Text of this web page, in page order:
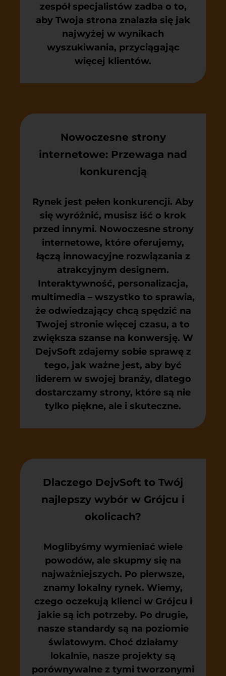
zespół specjalistów zadba o to,
aby Twoja strona znalazła się jak
najwyżej w wynikach
wyszukiwania, przyciągając
więcej klientów.
Nowoczesne strony
internetowe: Przewaga nad
konkurencją
Rynek jest pełen konkurencji. Aby
się wyróżnić, musisz iść o krok
przed innymi. Nowoczesne strony
internetowe, które oferujemy,
łączą innowacyjne rozwiązania z
atrakcyjnym designem.
Interaktywność, personalizacja,
multimedia – wszystko to sprawia,
że odwiedzający chcą spędzić na
Twojej stronie więcej czasu, a to
zwiększa szanse na konwersję. W
DejvSoft zdajemy sobie sprawę z
tego, jak ważne jest, aby być
liderem w swojej branży, dlatego
dostarczamy strony, które są nie
tylko piękne, ale i skuteczne.
Dlaczego DejvSoft to Twój
najlepszy wybór w Grójcu i
okolicach?
Moglibyśmy wymieniać wiele
powodów, ale skupmy się na
najważniejszych. Po pierwsze,
znamy lokalny rynek. Wiemy,
czego oczekują klienci w Grójcu i
jakie są ich potrzeby. Po drugie,
nasze standardy są na poziomie
światowym. Choć działamy
lokalnie, nasze projekty są
porównywalne z tymi tworzonymi